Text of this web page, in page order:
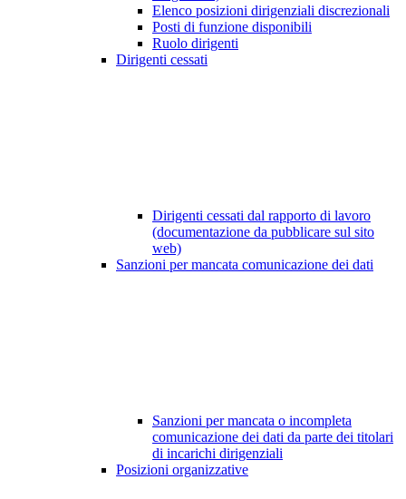
Elenco posizioni dirigenziali discrezionali
Posti di funzione disponibili
Ruolo dirigenti
Dirigenti cessati
Dirigenti cessati dal rapporto di lavoro
(documentazione da pubblicare sul sito
web)
Sanzioni per mancata comunicazione dei dati
Sanzioni per mancata o incompleta
comunicazione dei dati da parte dei titolari
di incarichi dirigenziali
Posizioni organizzative